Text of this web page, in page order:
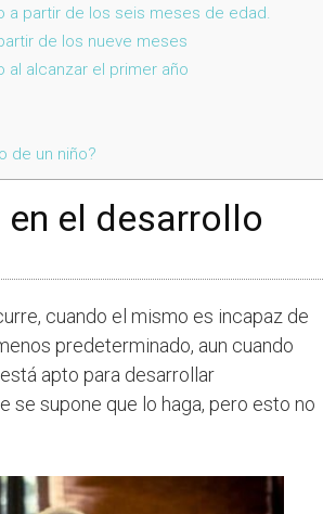
partir de los seis meses de edad.
de los nueve meses
alcanzar el primer año
de un niño?
el desarrollo
cuando el mismo es incapaz de
predeterminado, aun cuando
apto para desarrollar
se supone que lo haga, pero esto no